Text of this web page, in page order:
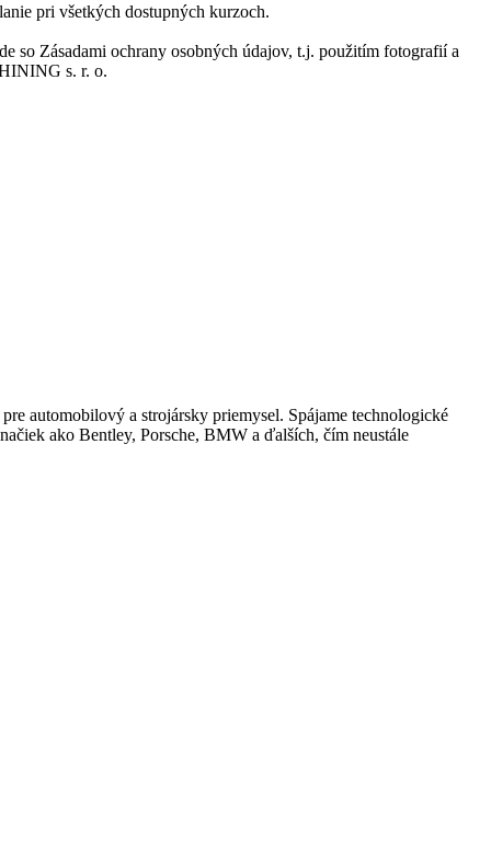
pri všetkých dostupných kurzoch.
so Zásadami ochrany osobných údajov, t.j. použitím fotografií a
s. r. o.
automobilový a strojársky priemysel. Spájame technologické
ako Bentley, Porsche, BMW a ďalších, čím neustále